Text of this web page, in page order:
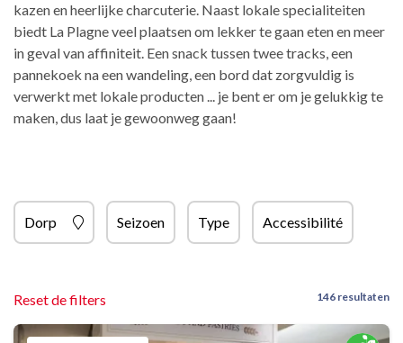
kazen en heerlijke charcuterie. Naast lokale specialiteiten
biedt La Plagne veel plaatsen om lekker te gaan eten en meer
in geval van affiniteit. Een snack tussen twee tracks, een
pannekoek na een wandeling, een bord dat zorgvuldig is
verwerkt met lokale producten ... je bent er om je gelukkig te
maken, dus laat je gewoonweg gaan!
Dorp Seizoen Type Accessibilité
Reset de filters 146 resultaten